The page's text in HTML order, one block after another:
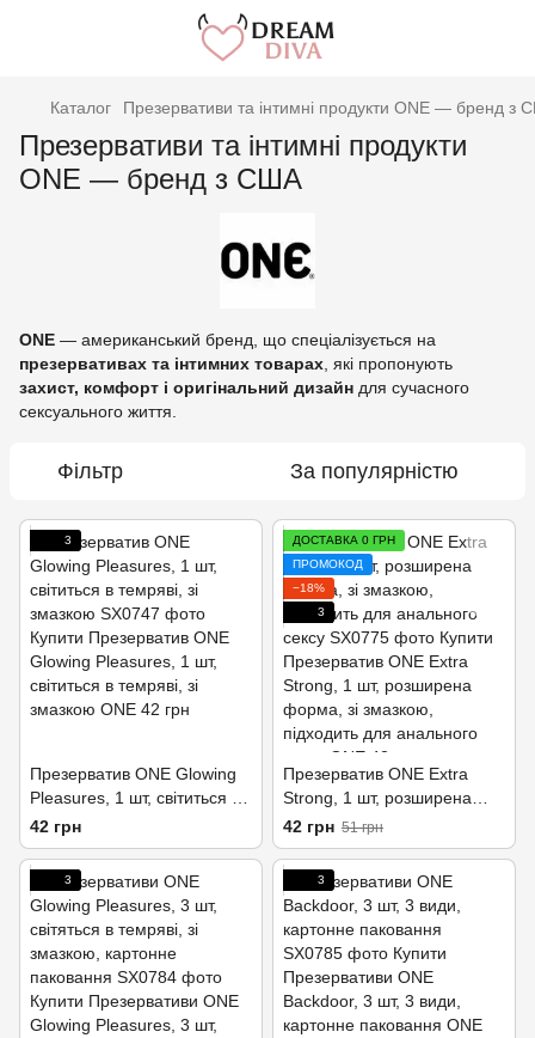
Каталог Презервативи та інтимні продукти ONE — бренд з
Презервативи та інтимні продукти
ONE — бренд з США
ONE — американський бренд, що спеціалізується на
презервативах та інтимних товарах , які пропонують
захист, комфорт і оригінальний дизайн для сучасного
сексуального життя.
Фільтр За популярністю
3
Презерватив ONE Glowing
Pleasures, 1 шт, світиться в
темряві, зі змазкою
42 грн
ДОСТАВКА 0 ГРН
ПРОМОКОД
−18%
3
Презерватив ONE Extra
Strong, 1 шт, розширена
форма, зі змазкою,
підходить для анального
сексу
42 грн 51 грн
3 3